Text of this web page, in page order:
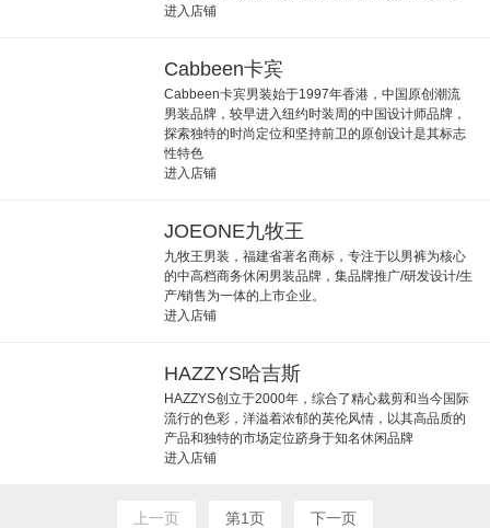
进入店铺
Cabbeen卡宾
Cabbeen卡宾男装始于1997年香港，中国原创潮流
男装品牌，较早进入纽约时装周的中国设计师品牌，
探索独特的时尚定位和坚持前卫的原创设计是其标志
性特色
进入店铺
JOEONE九牧王
九牧王男装，福建省著名商标，专注于以男裤为核心
的中高档商务休闲男装品牌，集品牌推广/研发设计/生
产/销售为一体的上市企业。
进入店铺
HAZZYS哈吉斯
HAZZYS创立于2000年，综合了精心裁剪和当今国际
流行的色彩，洋溢着浓郁的英伦风情，以其高品质的
产品和独特的市场定位跻身于知名休闲品牌
进入店铺
上一页 第1页 下一页